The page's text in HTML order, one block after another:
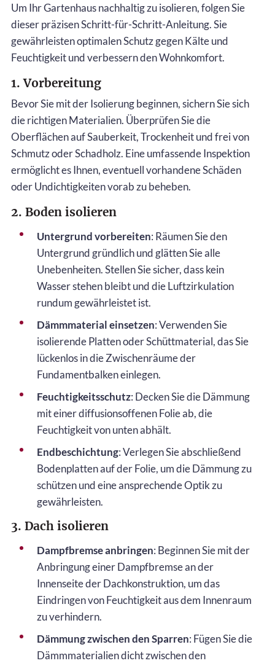
Um Ihr Gartenhaus nachhaltig zu isolieren, folgen Sie
dieser präzisen Schritt-für-Schritt-Anleitung. Sie
gewährleisten optimalen Schutz gegen Kälte und
Feuchtigkeit und verbessern den Wohnkomfort.
1. Vorbereitung
Bevor Sie mit der Isolierung beginnen, sichern Sie sich
die richtigen Materialien. Überprüfen Sie die
Oberflächen auf Sauberkeit, Trockenheit und frei von
Schmutz oder Schadholz. Eine umfassende Inspektion
ermöglicht es Ihnen, eventuell vorhandene Schäden
oder Undichtigkeiten vorab zu beheben.
2. Boden isolieren
Untergrund vorbereiten: Räumen Sie den
Untergrund gründlich und glätten Sie alle
Unebenheiten. Stellen Sie sicher, dass kein
Wasser stehen bleibt und die Luftzirkulation
rundum gewährleistet ist.
Dämmmaterial einsetzen: Verwenden Sie
isolierende Platten oder Schüttmaterial, das Sie
lückenlos in die Zwischenräume der
Fundamentbalken einlegen.
Feuchtigkeitsschutz: Decken Sie die Dämmung
mit einer diffusionsoffenen Folie ab, die
Feuchtigkeit von unten abhält.
Endbeschichtung: Verlegen Sie abschließend
Bodenplatten auf der Folie, um die Dämmung zu
schützen und eine ansprechende Optik zu
gewährleisten.
3. Dach isolieren
Dampfbremse anbringen: Beginnen Sie mit der
Anbringung einer Dampfbremse an der
Innenseite der Dachkonstruktion, um das
Eindringen von Feuchtigkeit aus dem Innenraum
zu verhindern.
Dämmung zwischen den Sparren: Fügen Sie die
Dämmmaterialien dicht zwischen den